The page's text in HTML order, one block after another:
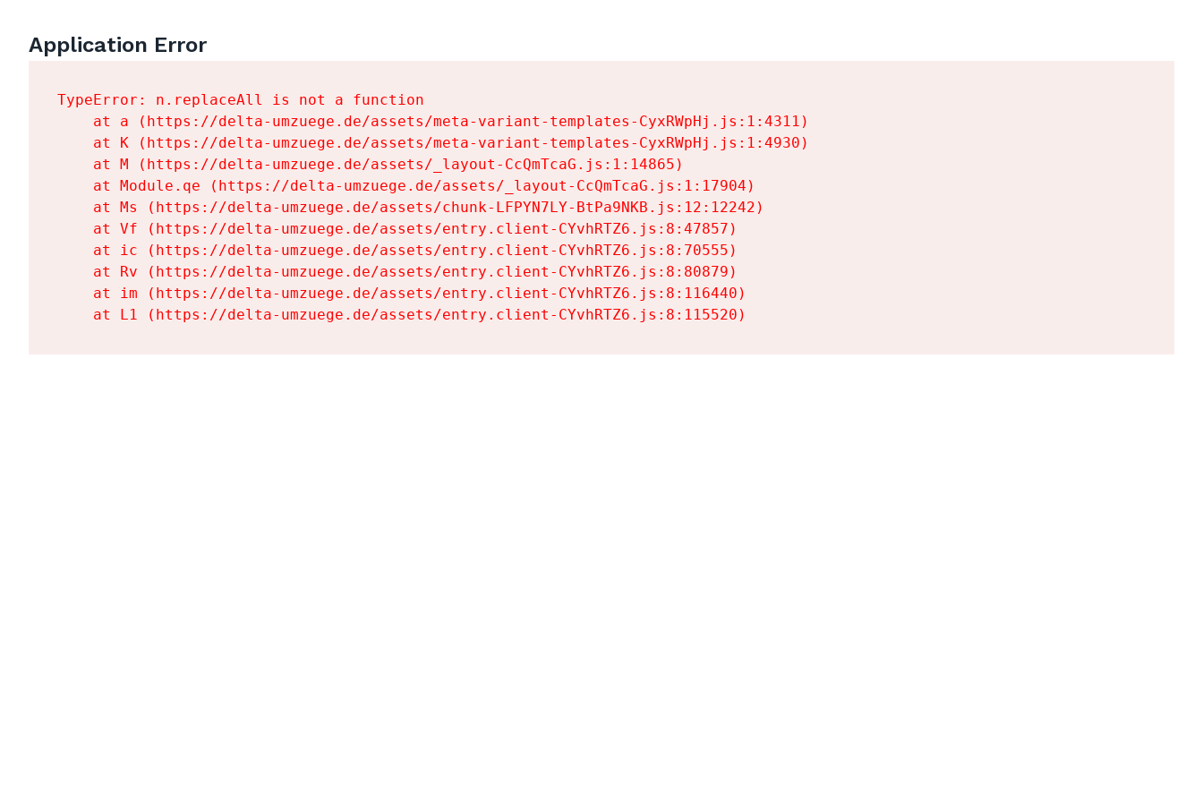
Application Error
TypeError: n.replaceAll is not a function
    at a (https://delta-umzuege.de/assets/meta-variant-templates-CyxRWpHj.js:1:4311)
    at K (https://delta-umzuege.de/assets/meta-variant-templates-CyxRWpHj.js:1:4930)
    at M (https://delta-umzuege.de/assets/_layout-CcQmTcaG.js:1:14865)
    at Module.qe (https://delta-umzuege.de/assets/_layout-CcQmTcaG.js:1:17904)
    at Ms (https://delta-umzuege.de/assets/chunk-LFPYN7LY-BtPa9NKB.js:12:12242)
    at Vf (https://delta-umzuege.de/assets/entry.client-CYvhRTZ6.js:8:47857)
    at ic (https://delta-umzuege.de/assets/entry.client-CYvhRTZ6.js:8:70555)
    at Rv (https://delta-umzuege.de/assets/entry.client-CYvhRTZ6.js:8:80879)
    at im (https://delta-umzuege.de/assets/entry.client-CYvhRTZ6.js:8:116440)
    at L1 (https://delta-umzuege.de/assets/entry.client-CYvhRTZ6.js:8:115520)